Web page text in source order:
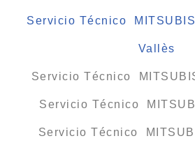
Servicio Técnico
Vallès
Servicio Técnico
Servicio Técnico
Servicio Técnico